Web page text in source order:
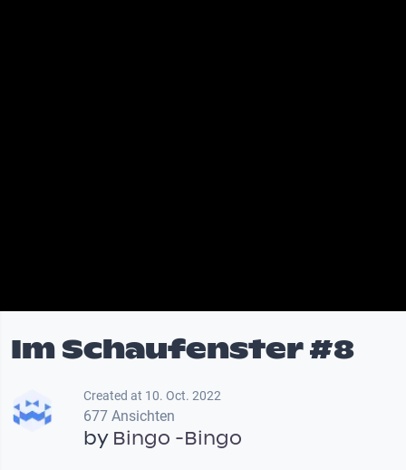
Im Schaufenster #8
Created at 10. Oct. 2022
677 Ansichten
by Bingo -Bingo